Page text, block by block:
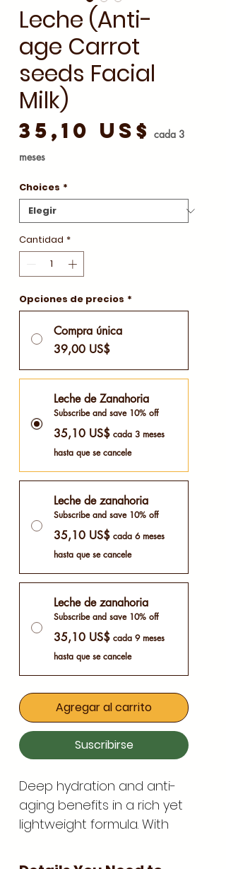
Leche (Anti-
age Carrot
seeds Facial
Milk)
35,10 US$ cada 3
meses
Choices *
Cantidad *
Opciones de precios *
Compra única
39,00 US$
Leche de Zanahoria
Subscribe and save 10% off
35,10 US$ cada 3 meses
hasta que se cancele
Leche de zanahoria
Subscribe and save 10% off
35,10 US$ cada 6 meses
hasta que se cancele
Leche de zanahoria
Subscribe and save 10% off
35,10 US$ cada 9 meses
hasta que se cancele
Agregar al carrito
Suscribirse
Deep hydration and anti-
aging benefits in a rich yet
lightweight formula. With
alternative that smooths